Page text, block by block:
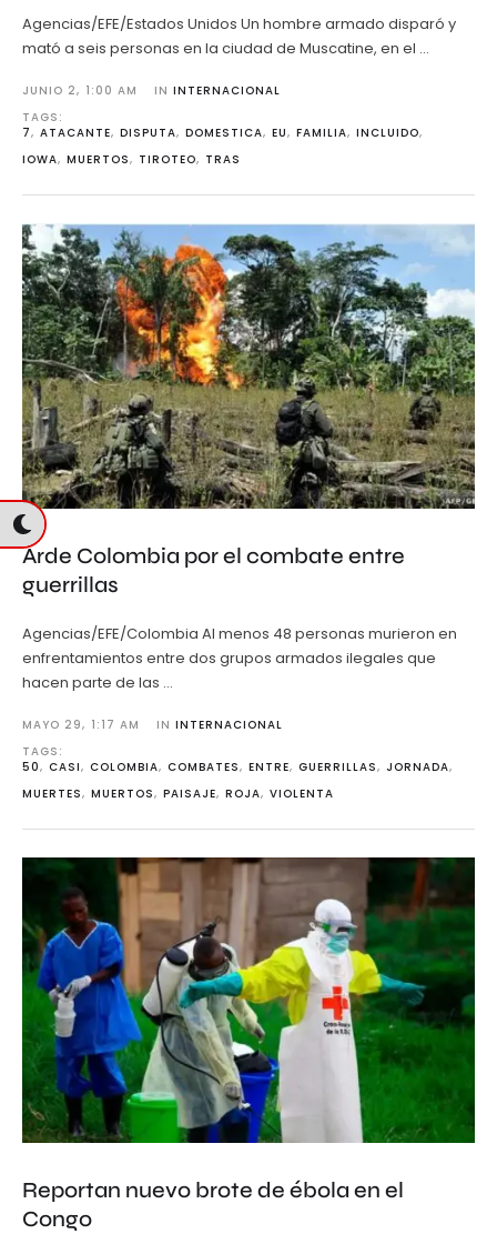
Agencias/EFE/Estados Unidos Un hombre armado disparó y
mató a seis personas en la ciudad de Muscatine, en el …
JUNIO 2, 1:00 AM IN INTERNACIONAL
TAGS:
7, ATACANTE, DISPUTA, DOMESTICA, EU, FAMILIA, INCLUIDO,
IOWA, MUERTOS, TIROTEO, TRAS
Arde Colombia por el combate entre
guerrillas
Agencias/EFE/Colombia Al menos 48 personas murieron en
enfrentamientos entre dos grupos armados ilegales que
hacen parte de las …
MAYO 29, 1:17 AM IN INTERNACIONAL
TAGS:
50, CASI, COLOMBIA, COMBATES, ENTRE, GUERRILLAS, JORNADA,
MUERTES, MUERTOS, PAISAJE, ROJA, VIOLENTA
Reportan nuevo brote de ébola en el
Congo